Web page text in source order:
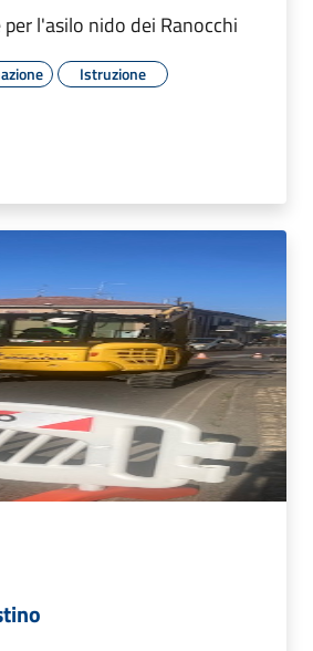
l'asilo nido dei Ranocchi
Istruzione